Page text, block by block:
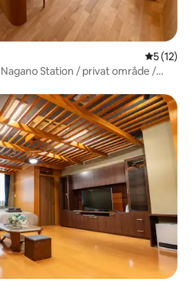
5 ud af 5
5 (12)
Station / privat område /